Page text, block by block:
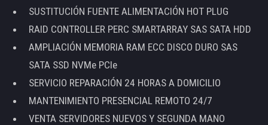
SUSTITUCIÓN FUENTE ALIMENTACIÓN HOT PLUG
RAID CONTROLLER PERC SMARTARRAY SAS SATA HDD
AMPLIACIÓN MEMORIA RAM ECC DISCO DURO SAS
SATA SSD NVMe PCIe
SERVICIO REPARACIÓN 24 HORAS A DOMICILIO
MANTENIMIENTO PRESENCIAL REMOTO 24/7
VENTA SERVIDORES NUEVOS Y SEGUNDA MANO